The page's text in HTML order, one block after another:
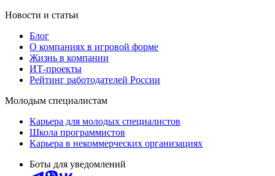
Новости и статьи
Блог
О компаниях в игровой форме
Жизнь в компании
ИТ-проекты
Рейтинг работодателей России
Молодым специалистам
Карьера для молодых специалистов
Школа программистов
Карьера в некоммерческих организациях
Боты для уведомлений